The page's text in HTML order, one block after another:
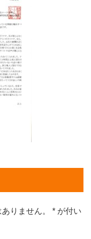
りません。 * が付い